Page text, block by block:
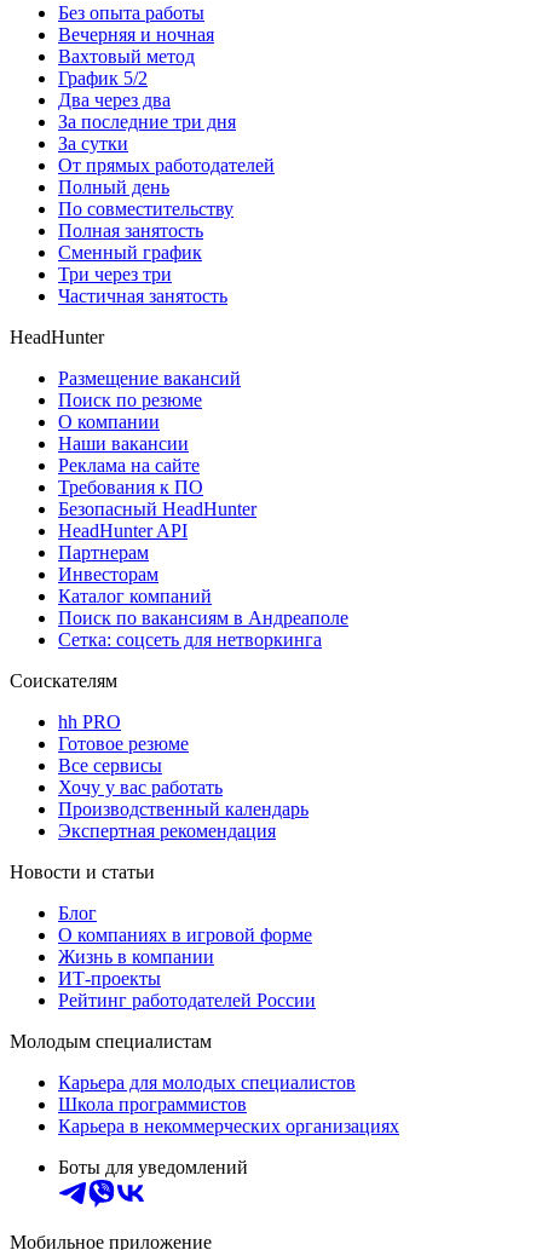
Без опыта работы
Вечерняя и ночная
Вахтовый метод
График 5/2
Два через два
За последние три дня
За сутки
От прямых работодателей
Полный день
По совместительству
Полная занятость
Сменный график
Три через три
Частичная занятость
HeadHunter
Размещение вакансий
Поиск по резюме
О компании
Наши вакансии
Реклама на сайте
Требования к ПО
Безопасный HeadHunter
HeadHunter API
Партнерам
Инвесторам
Каталог компаний
Поиск по вакансиям в Андреаполе
Сетка: соцсеть для нетворкинга
Соискателям
hh PRO
Готовое резюме
Все сервисы
Хочу у вас работать
Производственный календарь
Экспертная рекомендация
Новости и статьи
Блог
О компаниях в игровой форме
Жизнь в компании
ИТ-проекты
Рейтинг работодателей России
Молодым специалистам
Карьера для молодых специалистов
Школа программистов
Карьера в некоммерческих организациях
Боты для уведомлений
Мобильное приложение